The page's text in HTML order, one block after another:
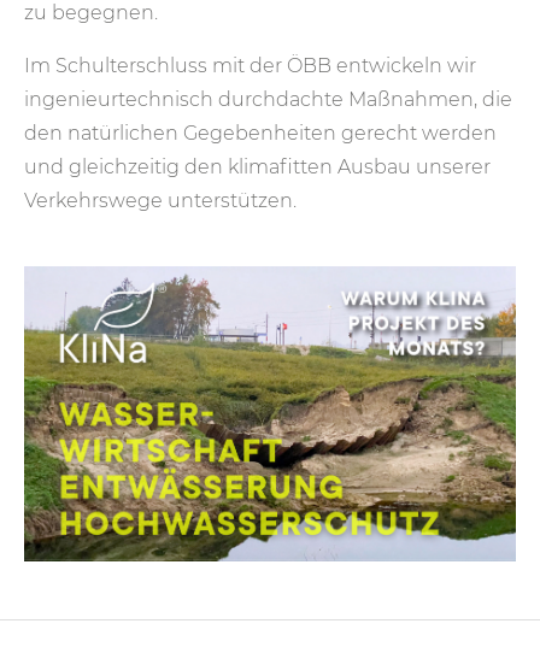
zu begegnen.
Im Schulterschluss mit der ÖBB entwickeln wir
ingenieurtechnisch durchdachte Maßnahmen, die
den natürlichen Gegebenheiten gerecht werden
und gleichzeitig den klimafitten Ausbau unserer
Verkehrswege unterstützen.